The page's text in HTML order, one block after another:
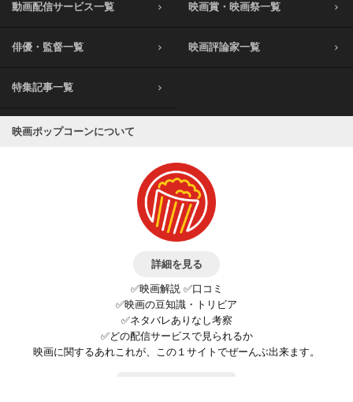
動画配信サービス一覧 映画賞・映画祭一覧
俳優・監督一覧 映画評論家一覧
特集記事一覧
映画ポップコーンについて
詳細を見る
✅映画解説 ✅口コミ
✅映画の豆知識・トリビア
✅ネタバレありなし考察
✅どの配信サービスで見られるか
映画に関するあれこれが、この１サイトでぜーんぶ出来ます。